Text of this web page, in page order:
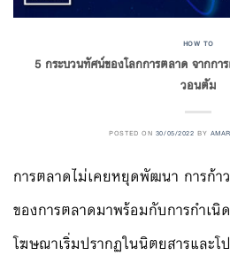
HOW TO
5 กระบวนทัศน์ของโลกการตลาด จากก
วอนตัม
POSTED ON 30/05/2022 BY
การตลาดไม่เคยหยุดพัฒนา การก้า
ของการตลาดมาพร้อมกับการกำเ
โฆษณาเริ่มปรากฏในนิตยสารและ